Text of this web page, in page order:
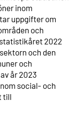
inom
uppgifter om
och
2022
och den
och
år 2023
social- och
till